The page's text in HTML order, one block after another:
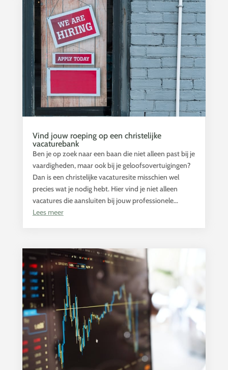
Vind jouw roeping op een christelijke
vacaturebank
Ben je op zoek naar een baan die niet alleen past bij je
vaardigheden, maar ook bij je geloofsovertuigingen?
Dan is een christelijke vacaturesite misschien wel
precies wat je nodig hebt. Hier vind je niet alleen
vacatures die aansluiten bij jouw professionele...
Lees meer